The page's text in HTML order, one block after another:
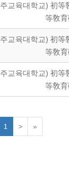
교육대학교) 初等
等敎
교육대학교) 初等
等敎
교육대학교) 初等
等敎
1 > »